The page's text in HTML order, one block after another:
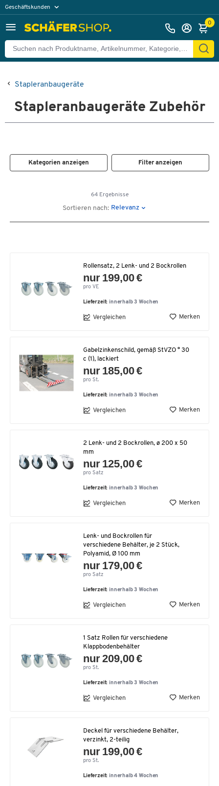
Geschäftskunden
0
Stapleranbaugeräte
Stapleranbaugeräte Zubehör
Kategorien anzeigen Filter anzeigen
64 Ergebnisse
Sortieren nach: Relevanz
Rollensatz, 2 Lenk- und 2 Bockrollen
nur 199,00 €
pro VE
Lieferzeit: innerhalb 3 Wochen
Vergleichen Merken
Gabelzinkenschild, gemäß StVZO ° 30
c (1), lackiert
nur 185,00 €
pro St.
Lieferzeit: innerhalb 3 Wochen
Vergleichen Merken
2 Lenk- und 2 Bockrollen, ø 200 x 50
mm
nur 125,00 €
pro Satz
Lieferzeit: innerhalb 3 Wochen
Vergleichen Merken
Lenk- und Bockrollen für
verschiedene Behälter, je 2 Stück,
Polyamid, Ø 100 mm
nur 179,00 €
pro Satz
Lieferzeit: innerhalb 3 Wochen
Vergleichen Merken
1 Satz Rollen für verschiedene
Klappbodenbehälter
nur 209,00 €
pro St.
Lieferzeit: innerhalb 3 Wochen
Vergleichen Merken
Deckel für verschiedene Behälter,
verzinkt, 2-teilig
nur 199,00 €
pro St.
Lieferzeit: innerhalb 4 Wochen